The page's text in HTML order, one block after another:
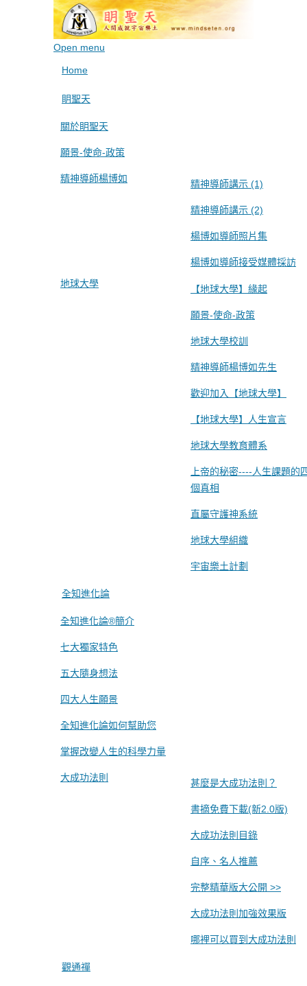
Open menu
Home
眀聖天
關於眀聖天
願景-使命-政策
精神導師楊博如 精神導師講示 (1)
精神導師講示 (2)
楊博如導師照片集
楊博如導師接受媒體採訪
地球大學
【地球大學】緣起
願景-使命-政策
地球大學校訓
精神導師楊博如先生
歡迎加入【地球大學】
【地球大學】人生宣言
地球大學教育體系
上帝的秘密----人生課題的
個真相
直屬守護神系統
地球大學組織
宇宙樂土計劃
全知進化論
全知進化論®簡介
七大獨家特色
五大隨身想法
四大人生願景
全知進化論如何幫助您
掌握改變人生的科學力量
大成功法則 甚麼是大成功法則？
書摘免費下載(新2.0版)
大成功法則目錄
自序、名人推薦
完整精華版大公開 >>
大成功法則加強效果版
哪裡可以買到大成功法則
觀通禪